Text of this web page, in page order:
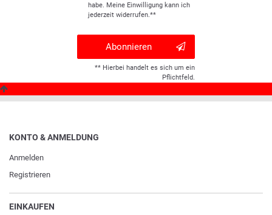
habe. Meine Einwilligung kann ich
jederzeit widerrufen.**
Abonnieren
** Hierbei handelt es sich um ein
Pflichtfeld.
KONTO & ANMELDUNG
Anmelden
Registrieren
EINKAUFEN